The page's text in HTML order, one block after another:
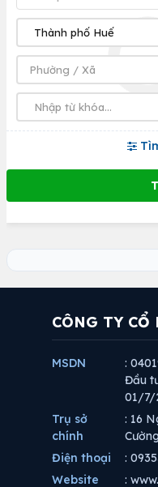
CÔNG TY CỔ
MSDN
:
Đầu
01/7/
Trụ sở
chính
: 16
Điện thoại
:
Website
: